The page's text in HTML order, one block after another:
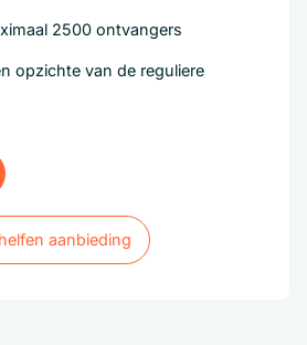
2500 ontvangers
opzichte van de reguliere
aanbieding
aanbieding